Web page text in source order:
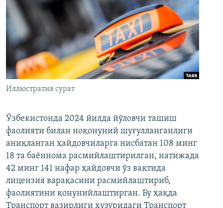
Иллюстратив сурат
Ўзбекистонда 2024 йилда йўловчи ташиш
фаолияти билан ноқонуний шуғулланганлиги
аниқланган ҳайдовчиларга нисбатан 108 минг
18 та баённома расмийлаштирилган, натижада
42 минг 141 нафар ҳайдовчи ўз вақтида
лицензия варақасини расмийлаштириб,
фаолиятини қонунийлаштирган. Бу ҳақда
Транспорт вазирлиги ҳузуридаги Транспорт